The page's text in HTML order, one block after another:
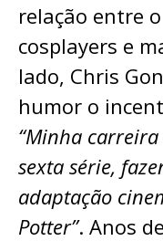
relação entre
cosplayers e
lado, Chris
humor o
“Minha
sexta série,
adaptação
Potter”. Anos